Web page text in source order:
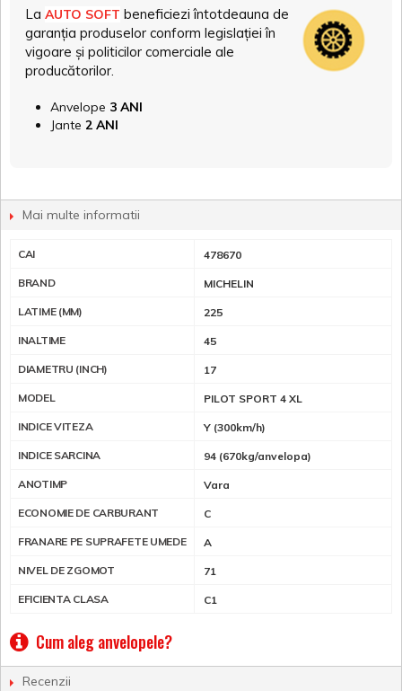
La AUTO SOFT beneficiezi întotdeauna de
garanția produselor conform legislației în
vigoare și politicilor comerciale ale
producătorilor.
Anvelope 3 ANI
Jante 2 ANI
Mai multe informatii
CAI 478670
BRAND MICHELIN
LATIME (MM) 225
INALTIME 45
DIAMETRU (INCH) 17
MODEL PILOT SPORT 4 XL
INDICE VITEZA Y (300km/h)
INDICE SARCINA 94 (670kg/anvelopa)
ANOTIMP Vara
ECONOMIE DE CARBURANT C
FRANARE PE SUPRAFETE UMEDE A
NIVEL DE ZGOMOT 71
EFICIENTA CLASA C1
Cum aleg anvelopele?
Recenzii